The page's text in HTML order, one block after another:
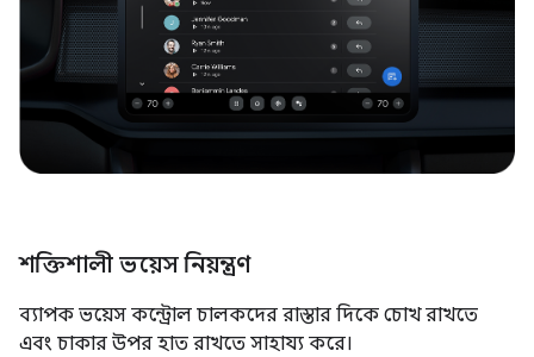
শক্তিশালী ভয়েস নিয়ন্ত্রণ
ব্যাপক ভয়েস কন্ট্রোল চালকদের রাস্তার দিকে চোখ রাখতে
এবং চাকার উপর হাত রাখতে সাহায্য করে।